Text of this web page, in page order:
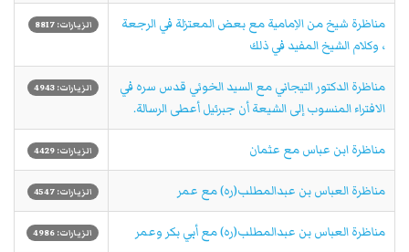
مناظرة شيخ من الاِمامية مع بعض المعتزلة في الرجعة
، وكلام الشيخ المفيد في ذلك
الزيارات: 8817
مناظرة الدكتور التيجاني مع السيد الخوئي قدس سره في
الافتراء المنسوب إلى الشيعة أن جبرئيل أعطى الرسالة.
الزيارات: 4943
مناظرة ابن عباس مع عثمان الزيارات: 4429
مناظرة العباس بن عبدالمطلب(ره) مع عمر الزيارات: 4547
مناظرة العباس بن عبدالمطلب(ره) مع أبي بكر وعمر الزيارات: 4986